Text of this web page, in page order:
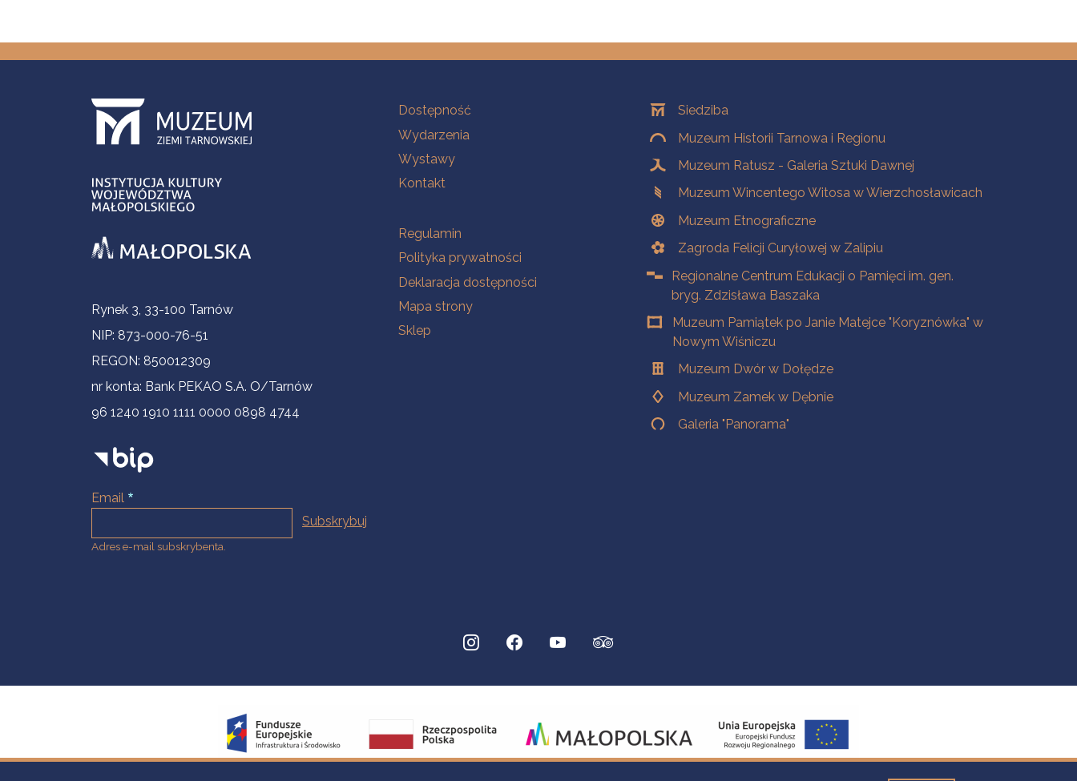
Informacje kontaktowe
Rynek 3, 33-100 Tarnów
NIP: 873-000-76-51
REGON: 850012309
nr konta: Bank PEKAO S.A. O/Tarnów
96 1240 1910 1111 0000 0898 4744
Email
Adres e-mail subskrybenta.
Na skróty
Dostępność
Wydarzenia
Wystawy
Kontakt
Na skróty
Regulamin
Polityka prywatności
Deklaracja dostępności
Mapa strony
Sklep
OddziałySiedziba
Muzeum Historii Tarnowa i Regionu
Muzeum Ratusz - Galeria Sztuki Dawnej
Muzeum Wincentego Witosa w Wierzchosławicach
Muzeum Etnograficzne
Zagroda Felicji Curyłowej w Zalipiu
Regionalne Centrum Edukacji o Pamięci im. gen.
bryg. Zdzisława Baszaka
Muzeum Pamiątek po Janie Matejce "Koryznówka" w
Nowym Wiśniczu
Muzeum Dwór w Dołędze
Muzeum Zamek w Dębnie
Galeria "Panorama"